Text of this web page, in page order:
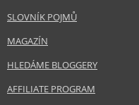
SLOVNÍK POJMŮ
MAGAZÍN
HLEDÁME BLOGGERY
AFFILIATE PROGRAM